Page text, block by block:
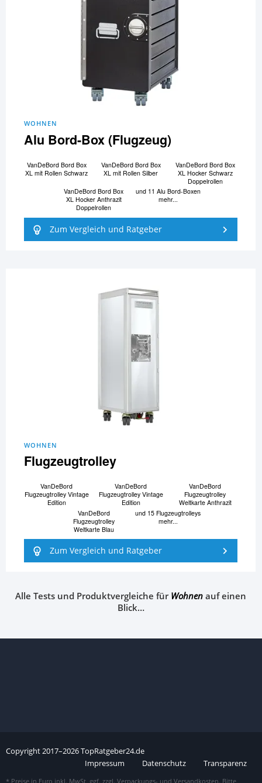
WOHNEN
Alu Bord-Box (Flugzeug)
VanDeBord Bord Box
XL mit Rollen Schwarz
VanDeBord Bord Box
XL mit Rollen Silber
VanDeBord Bord Box
XL Hocker Schwarz
Doppelrollen
VanDeBord Bord Box
XL Hocker Anthrazit
Doppelrollen
und 11 Alu Bord-Boxen
mehr...
Zum Vergleich und Ratgeber
WOHNEN
Flugzeugtrolley
VanDeBord
Flugzeugtrolley Vintage
Edition
VanDeBord
Flugzeugtrolley Vintage
Edition
VanDeBord
Flugzeugtrolley
Weltkarte Anthrazit
VanDeBord
Flugzeugtrolley
Weltkarte Blau
und 15 Flugzeugtrolleys
mehr...
Zum Vergleich und Ratgeber
Alle Tests und Produktvergleiche fürWohnenauf einen
Blick…
Copyright2017–2026TopRatgeber24.de
Impressum
Datenschutz Transparenz